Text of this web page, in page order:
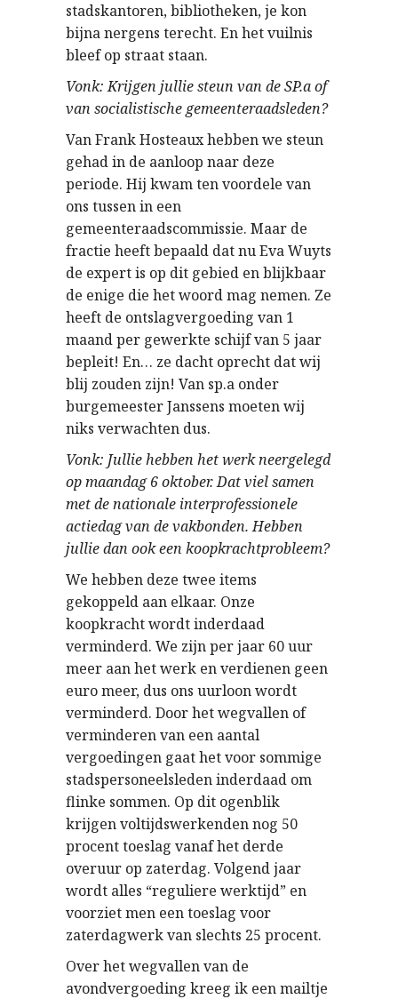
stadskantoren, bibliotheken, je kon
bijna nergens terecht. En het vuilnis
bleef op straat staan.
Vonk: Krijgen jullie steun van de SP.a of
van socialistische gemeenteraadsleden?
Van Frank Hosteaux hebben we steun
gehad in de aanloop naar deze
periode. Hij kwam ten voordele van
ons tussen in een
gemeenteraadscommissie. Maar de
fractie heeft bepaald dat nu Eva Wuyts
de expert is op dit gebied en blijkbaar
de enige die het woord mag nemen. Ze
heeft de ontslagvergoeding van 1
maand per gewerkte schijf van 5 jaar
bepleit! En… ze dacht oprecht dat wij
blij zouden zijn! Van sp.a onder
burgemeester Janssens moeten wij
niks verwachten dus.
Vonk: Jullie hebben het werk neergelegd
op maandag 6 oktober. Dat viel samen
met de nationale interprofessionele
actiedag van de vakbonden. Hebben
jullie dan ook een koopkrachtprobleem?
We hebben deze twee items
gekoppeld aan elkaar. Onze
koopkracht wordt inderdaad
verminderd. We zijn per jaar 60 uur
meer aan het werk en verdienen geen
euro meer, dus ons uurloon wordt
verminderd. Door het wegvallen of
verminderen van een aantal
vergoedingen gaat het voor sommige
stadspersoneelsleden inderdaad om
flinke sommen. Op dit ogenblik
krijgen voltijdswerkenden nog 50
procent toeslag vanaf het derde
overuur op zaterdag. Volgend jaar
wordt alles “reguliere werktijd” en
voorziet men een toeslag voor
zaterdagwerk van slechts 25 procent.
Over het wegvallen van de
avondvergoeding kreeg ik een mailtje